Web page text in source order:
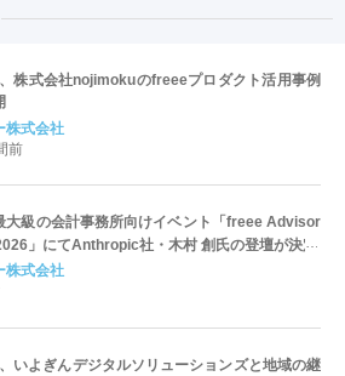
株式会社nojimokuのfreeeプロダクト活用事例
株式会社
前
大級の会計事務所向けイベント「freee Advisor
」にてAnthropic社・木村 創氏の登壇が決定
株式会社
いよぎんデジタルソリューションズと地域の継